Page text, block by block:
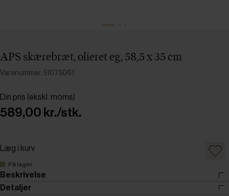
APS skærebræt, olieret eg, 58,5 x 35 cm
Varenummer: 51075061
Din pris (ekskl. moms)
589,00 kr./stk.
Læg i kurv
På lager
Beskrivelse
Detaljer